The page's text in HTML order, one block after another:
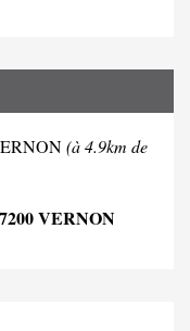
(à 4.9km de
VERNON